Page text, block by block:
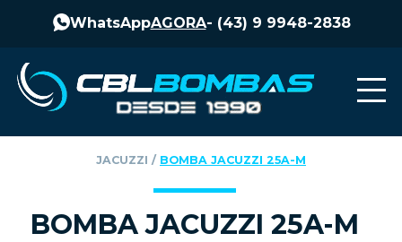
WhatsAppAGORA- (43) 9 9948-2838
JACUZZI ‎ / ‎ BOMBA JACUZZI 25A-M
BOMBA JACUZZI 25A-M